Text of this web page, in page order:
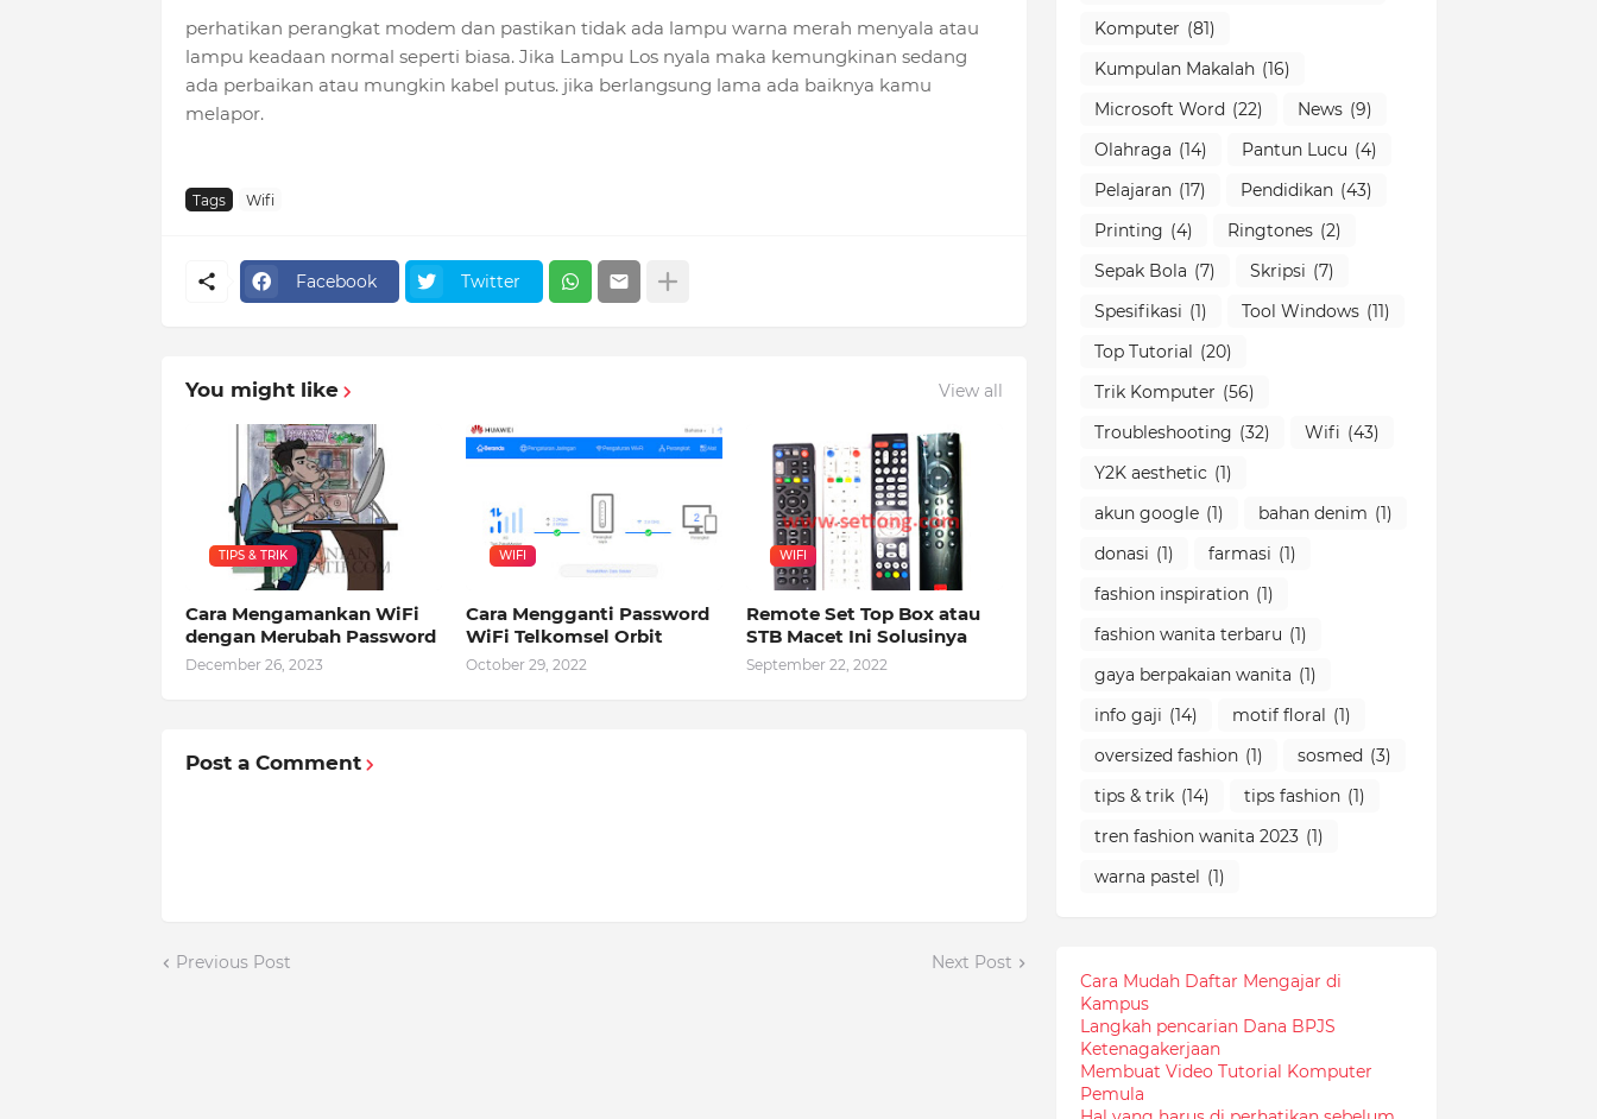
perhatikan perangkat modem dan pastikan tidak ada lampu warna merah menyala atau
lampu keadaan normal seperti biasa. Jika Lampu Los nyala maka kemungkinan sedang
ada perbaikan atau mungkin kabel putus. jika berlangsung lama ada baiknya kamu
melapor.
Tags Wifi
Facebook Twitter
You might like View all
TIPS & TRIK
Cara Mengamankan WiFi
dengan Merubah Password
December 26, 2023
WIFI
Cara Mengganti Password
WiFi Telkomsel Orbit
October 29, 2022
WIFI
Remote Set Top Box atau
STB Macet Ini Solusinya
September 22, 2022
Post a Comment
Previous Post Next Post
Komputer (81)
Kumpulan Makalah (16)
Microsoft Word (22) News (9)
Olahraga (14) Pantun Lucu (4)
Pelajaran (17) Pendidikan (43)
Printing (4) Ringtones (2)
Sepak Bola (7) Skripsi (7)
Spesifikasi (1) Tool Windows (11)
Top Tutorial (20)
Trik Komputer (56)
Troubleshooting (32) Wifi (43)
Y2K aesthetic (1)
akun google (1) bahan denim (1)
donasi (1) farmasi (1)
fashion inspiration (1)
fashion wanita terbaru (1)
gaya berpakaian wanita (1)
info gaji (14) motif floral (1)
oversized fashion (1) sosmed (3)
tips & trik (14) tips fashion (1)
tren fashion wanita 2023 (1)
warna pastel (1)
Cara Mudah Daftar Mengajar di
Kampus
Langkah pencarian Dana BPJS
Ketenagakerjaan
Membuat Video Tutorial Komputer
Pemula